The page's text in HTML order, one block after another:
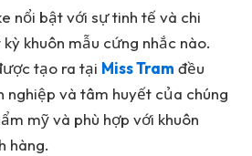
nổi bật với sự tinh tế và chi
khuôn mẫu cứng nhắc nào.
tạo ra tại Miss Tram đều
nghiệp và tâm huyết của chúng
mỹ và phù hợp với khuôn
hàng.